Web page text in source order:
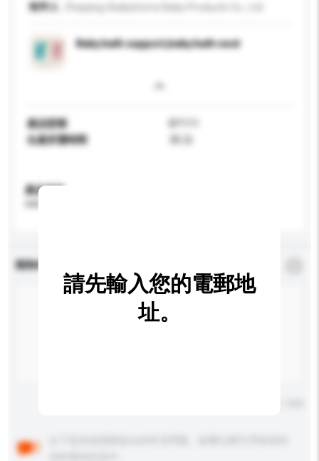
收件人
Baby bath support,baby bath nest
產品型號
生產所需時間
產品規格
查詢內容
請先輸入您的電郵地
址。